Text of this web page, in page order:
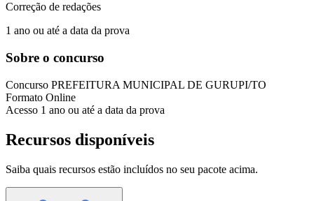
Correção de redações
1 ano ou até a data da prova
Sobre o concurso
Concurso PREFEITURA MUNICIPAL DE GURUPI/TO
Formato Online
Acesso 1 ano ou até a data da prova
Recursos disponíveis
Saiba quais recursos estão incluídos no seu pacote acima.